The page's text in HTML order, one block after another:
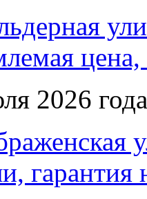
2026 года
гарантия